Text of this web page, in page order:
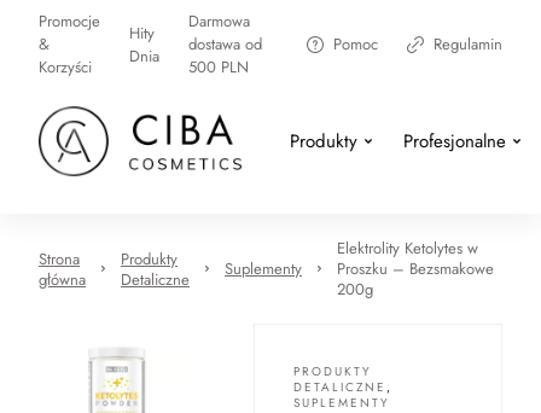
Promocje
&
Korzyści
Hity
Dnia
Darmowa
dostawa od
500 PLN
Pomoc Regulamin
Produkty Profesjonalne
Strona
główna
Produkty
Detaliczne
Suplementy
Elektrolity Ketolytes w
Proszku – Bezsmakowe
200g
PRODUKTY
DETALICZNE ,
SUPLEMENTY